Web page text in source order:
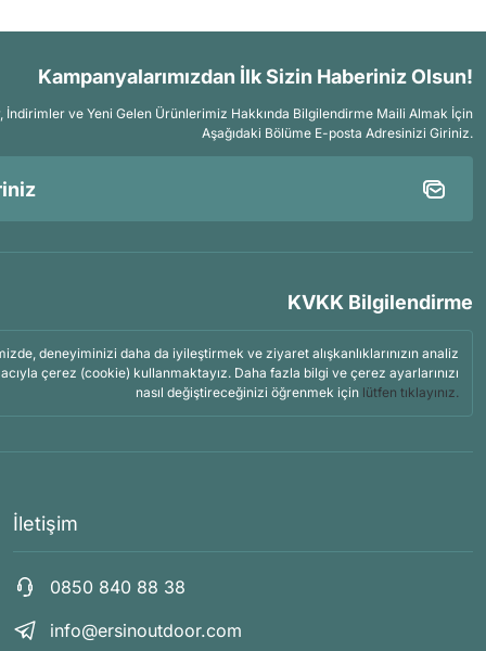
Kampanyalarımızdan İlk Sizin Haberiniz Olsun!
İndirimler ve Yeni Gelen Ürünlerimiz Hakkında Bilgilendirme Maili Almak İçin
Aşağıdaki Bölüme E-posta Adresinizi Giriniz.
KVKK Bilgilendirme
deneyiminizi daha da iyileştirmek ve ziyaret alışkanlıklarınızın analiz
çerez (cookie) kullanmaktayız. Daha fazla bilgi ve çerez ayarlarınızı
nasıl değiştireceğinizi öğrenmek için lütfen tıklayınız.
İletişim
0850 840 88 38
info@ersinoutdoor.com